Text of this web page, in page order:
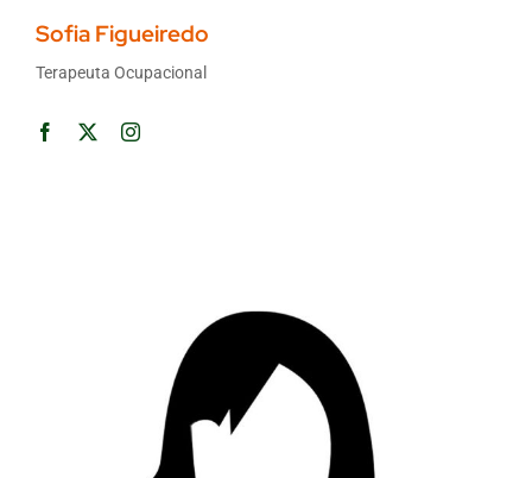
Sofia Figueiredo
Terapeuta Ocupacional